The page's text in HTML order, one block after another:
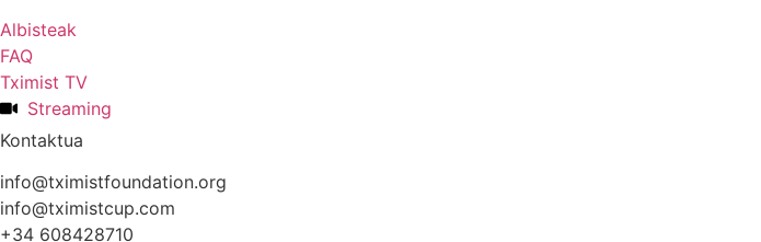
Albisteak
FAQ
Tximist TV
Streaming
Kontaktua
info@tximistfoundation.org
info@tximistcup.com
+34 608428710